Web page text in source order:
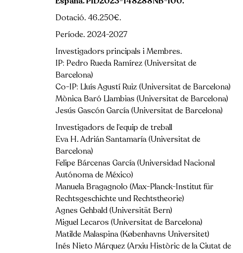
Dotació. 46.250€.
Període. 2024-2027
Investigadors principals i Membres.
IP: Pedro Rueda Ramírez (Universitat de
Barcelona)
Co-IP: Lluís Agustí Ruiz (Universitat de Barcelona)
Mònica Baró Llambias (Universitat de Barcelona)
Jesús Gascón García (Universitat de Barcelona)
Investigadors de l’equip de treball
Eva H. Adrián Santamaría (Universitat de
Barcelona)
Felipe Bárcenas García (Universidad Nacional
Autónoma de México)
Manuela Bragagnolo (Max-Planck-Institut für
Rechtsgeschichte und Rechtstheorie)
Agnes Gehbald (Universität Bern)
Miguel Lecaros (Universitat de Barcelona)
Matilde Malaspina (Københavns Universitet)
Inés Nieto Márquez (Arxiu Històric de la Ciutat de